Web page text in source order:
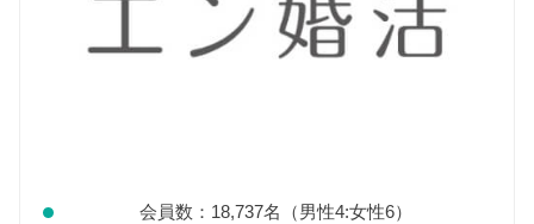
会員数：18,737名（男性4:女性6）